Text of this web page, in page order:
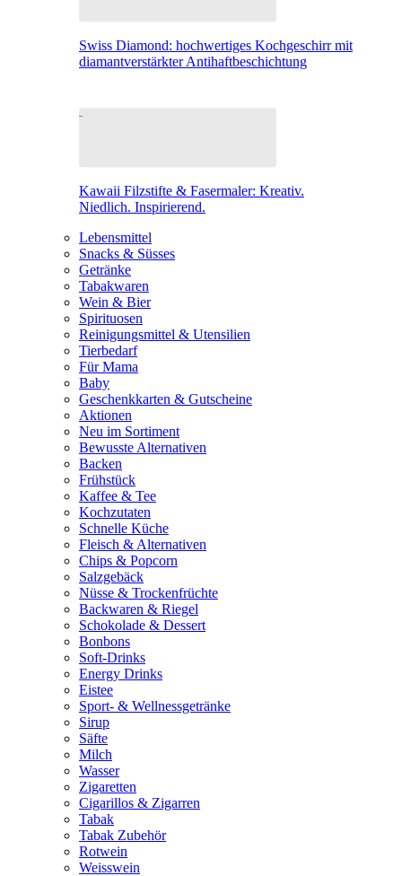
Swiss Diamond: hochwertiges Kochgeschirr mit
diamantverstärkter Antihaftbeschichtung
Kawaii Filzstifte & Fasermaler: Kreativ.
Niedlich. Inspirierend.
Lebensmittel
Snacks & Süsses
Getränke
Tabakwaren
Wein & Bier
Spirituosen
Reinigungsmittel & Utensilien
Tierbedarf
Für Mama
Baby
Geschenkkarten & Gutscheine
Aktionen
Neu im Sortiment
Bewusste Alternativen
Backen
Frühstück
Kaffee & Tee
Kochzutaten
Schnelle Küche
Fleisch & Alternativen
Chips & Popcorn
Salzgebäck
Nüsse & Trockenfrüchte
Backwaren & Riegel
Schokolade & Dessert
Bonbons
Soft-Drinks
Energy Drinks
Eistee
Sport- & Wellnessgetränke
Sirup
Säfte
Milch
Wasser
Zigaretten
Cigarillos & Zigarren
Tabak
Tabak Zubehör
Rotwein
Weisswein